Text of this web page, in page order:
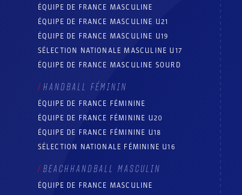
ÉQUIPE DE FRANCE MASCULINE
ÉQUIPE DE FRANCE MASCULINE U21
ÉQUIPE DE FRANCE MASCULINE U19
SÉLECTION NATIONALE MASCULINE U17
ÉQUIPE DE FRANCE MASCULINE SOURD
HANDBALL FÉMININ
ÉQUIPE DE FRANCE FÉMININE
ÉQUIPE DE FRANCE FÉMININE U20
ÉQUIPE DE FRANCE FÉMININE U18
SÉLECTION NATIONALE FÉMININE U16
BEACHHANDBALL MASCULIN
ÉQUIPE DE FRANCE MASCULINE